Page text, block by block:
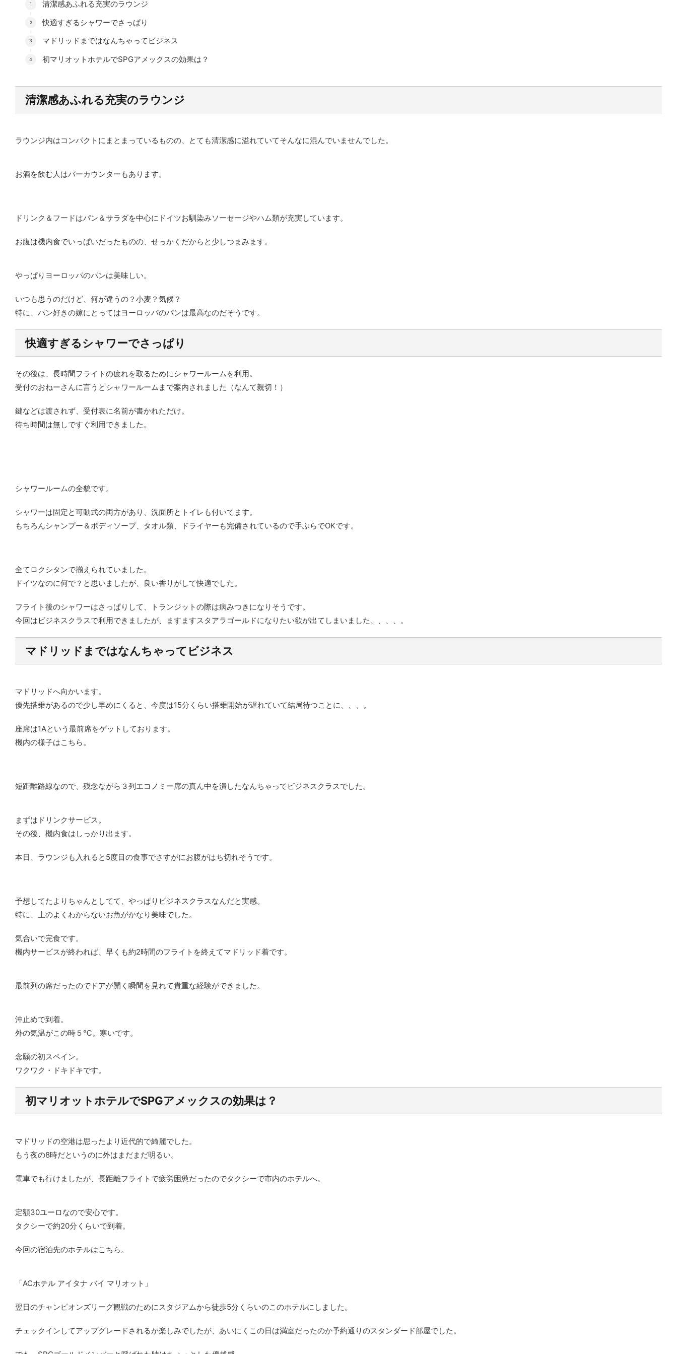
清潔感あふれる充実のラウンジ
快適すぎるシャワーでさっぱり
マドリッドまではなんちゃってビジネス
初マリオットホテルでSPGアメックスの効果は？
清潔感あふれる充実のラウンジ
ラウンジ内はコンパクトにまとまっているものの、とても清潔感に溢れていてそんなに混んでいませんでした。
お酒を飲む人はバーカウンターもあります。
ドリンク＆フードはパン＆サラダを中心にドイツお馴染みソーセージやハム類が充実しています。
お腹は機内食でいっぱいだったものの、せっかくだからと少しつまみます。
やっぱりヨーロッパのパンは美味しい。
いつも思うのだけど、何が違うの？小麦？気候？
特に、パン好きの嫁にとってはヨーロッパのパンは最高なのだそうです。
快適すぎるシャワーでさっぱり
その後は、長時間フライトの疲れを取るためにシャワールームを利用。
受付のおねーさんに言うとシャワールームまで案内されました（なんて親切！）
鍵などは渡されず、受付表に名前が書かれただけ。
待ち時間は無しですぐ利用できました。
シャワールームの全貌です。
シャワーは固定と可動式の両方があり、洗面所とトイレも付いてます。
もちろんシャンプー＆ボディソープ、タオル類、ドライヤーも完備されているので手ぶらでOKです。
全てロクシタンで揃えられていました。
ドイツなのに何で？と思いましたが、良い香りがして快適でした。
フライト後のシャワーはさっぱりして、トランジットの際は病みつきになりそうです。
今回はビジネスクラスで利用できましたが、ますますスタアラゴールドになりたい欲が出てしまいました、、、、。
マドリッドまではなんちゃってビジネス
マドリッドへ向かいます。
優先搭乗があるので少し早めにくると、今度は15分くらい搭乗開始が遅れていて結局待つことに、、、。
座席は1Aという最前席をゲットしております。
機内の様子はこちら。
短距離路線なので、残念ながら３列エコノミー席の真ん中を潰したなんちゃってビジネスクラスでした。
まずはドリンクサービス。
その後、機内食はしっかり出ます。
本日、ラウンジも入れると5度目の食事でさすがにお腹がはち切れそうです。
予想してたよりちゃんとしてて、やっぱりビジネスクラスなんだと実感。
特に、上のよくわからないお魚がかなり美味でした。
気合いで完食です。
機内サービスが終われば、早くも約2時間のフライトを終えてマドリッド着です。
最前列の席だったのでドアが開く瞬間を見れて貴重な経験ができました。
沖止めで到着。
外の気温がこの時５℃。寒いです。
念願の初スペイン。
ワクワク・ドキドキです。
初マリオットホテルでSPGアメックスの効果は？
マドリッドの空港は思ったより近代的で綺麗でした。
もう夜の8時だというのに外はまだまだ明るい。
電車でも行けましたが、長距離フライトで疲労困憊だったのでタクシーで市内のホテルへ。
定額30ユーロなので安心です。
タクシーで約20分くらいで到着。
今回の宿泊先のホテルはこちら。
「ACホテル アイタナ バイ マリオット」
翌日のチャンピオンズリーグ観戦のためにスタジアムから徒歩5分くらいのこのホテルにしました。
チェックインしてアップグレードされるか楽しみでしたが、あいにくこの日は満室だったのか予約通りのスタンダード部屋でした。